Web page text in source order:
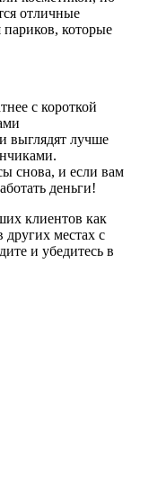
отличные
которые
с короткой
выглядят лучше
снова, и если вам
деньги!
клиентов как
местах с
и убедитесь в